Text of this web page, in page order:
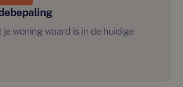
PLUS
een royale living? Dan is dit wat je
appartement heeft een
je woning waard is in de huidige